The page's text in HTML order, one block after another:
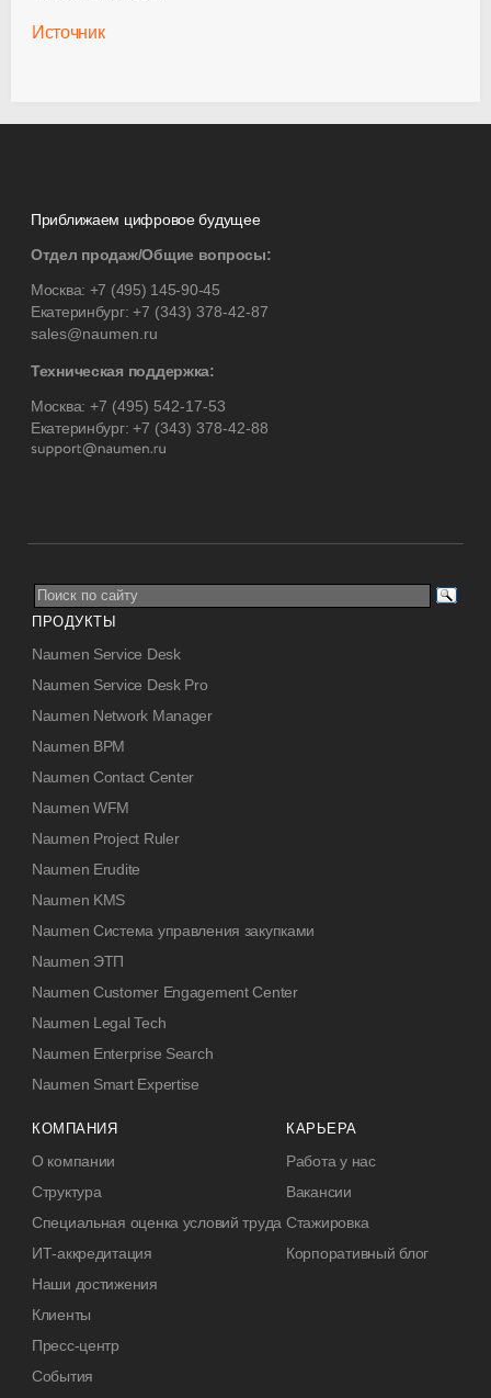
Источник
Приближаем цифровое будущее
Отдел продаж/Общие вопросы:
Москва: +7 (495) 145-90-45
Екатеринбург:+7 (343) 378-42-87
sales@naumen.ru
Техническая поддержка:
Москва: +7 (495) 542-17-53
Екатеринбург:+7 (343) 378-42-88
ПРОДУКТЫ
Naumen Service Desk
Naumen Service Desk Pro
Naumen Network Manager
Naumen BPM
Naumen Contact Center
Naumen WFM
Naumen Project Ruler
Naumen Erudite
Naumen KMS
Naumen Система управления закупками
Naumen ЭТП
Naumen Customer Engagement Center
Naumen Legal Tech
Naumen Enterprise Search
Naumen Smart Expertise
КОМПАНИЯ
О компании
Структура
Специальная оценка условий труда
ИТ-аккредитация
Наши достижения
Клиенты
Пресс-центр
События
КАРЬЕРА
Работа у нас
Вакансии
Стажировка
Корпоративный блог